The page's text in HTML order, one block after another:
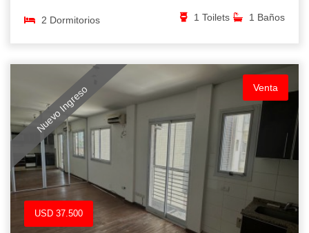
2 Dormitorios 1 Baños
1 Toilets
Nuevo Ingreso Venta
USD 37.500